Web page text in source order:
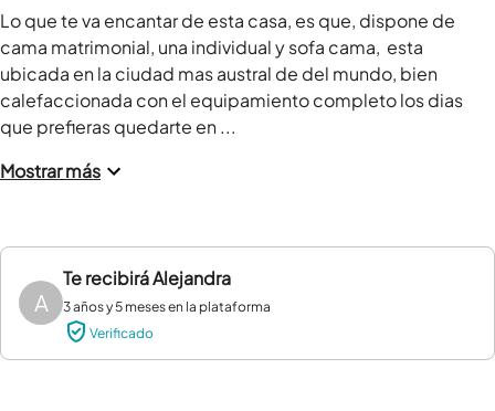
Lo que te va encantar de esta casa, es que, dispone de
cama matrimonial, una individual y sofa cama,  esta
ubicada en la ciudad mas austral de del mundo, bien
calefaccionada con el equipamiento completo los dias
que prefieras quedarte en ...
Mostrar más
A
Te recibiráAlejandra
3 años y 5 meses en la plataforma
Verificado